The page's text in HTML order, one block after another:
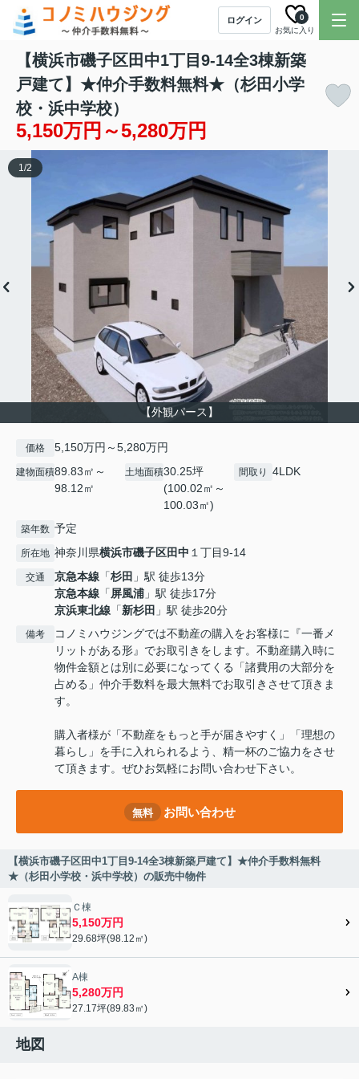
ログイン
お気に入り
0
【横浜市磯子区田中1丁目9-14全3棟新築
戸建て】★仲介手数料無料★（杉田小学
校・浜中学校）
5,150万円～5,280万円
【外観パース】
1/2
価格 5,150万円～5,280万円
建物面積89.83㎡～
98.12㎡
土地面積30.25坪
(100.02㎡～
100.03㎡)
間取り 4LDK
築年数 予定
所在地 神奈川県横浜市磯子区田中 １丁目9-14
交通 京急本線 「杉田 」駅 徒歩13分
京急本線 「屏風浦 」駅 徒歩17分
京浜東北線 「新杉田 」駅 徒歩20分
備考
コノミハウジングでは不動産の購入をお客様に『一番メ
リットがある形』でお取引きをします。不動産購入時に
物件金額とは別に必要になってくる「諸費用の大部分を
占める」仲介手数料を最大無料でお取引きさせて頂きま
す。
購入者様が「不動産をもっと手が届きやすく」「理想の
暮らし」を手に入れられるよう、精一杯のご協力をさせ
て頂きます。ぜひお気軽にお問い合わせ下さい。
無料 お問い合わせ
【横浜市磯子区田中1丁目9-14全3棟新築戸建て】★仲介手数料無料
★（杉田小学校・浜中学校）の販売中物件
Ｃ棟
5,150万円
29.68坪(98.12㎡)
A棟
5,280万円
27.17坪(89.83㎡)
地図